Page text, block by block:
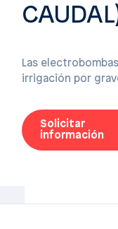
Las
irrigación por
Solicitar
información